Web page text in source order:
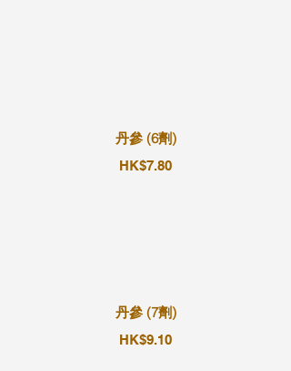
丹參 (6劑)
HK$7.80
丹參 (7劑)
HK$9.10